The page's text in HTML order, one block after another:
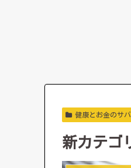
健康とお金のサ
新カテゴ